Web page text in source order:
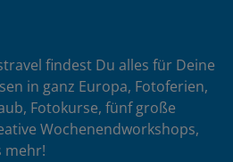
findest Du alles für Deine
in ganz Europa, Fotoferien,
Fotokurse, fünf große
Wochenendworkshops,
mehr!